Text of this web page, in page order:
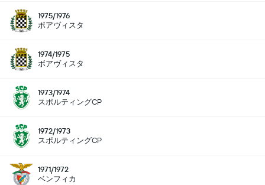
1975/1976
ボアヴィスタ
1974/1975
ボアヴィスタ
1973/1974
スポルティングCP
1972/1973
スポルティングCP
1971/1972
ベンフィカ